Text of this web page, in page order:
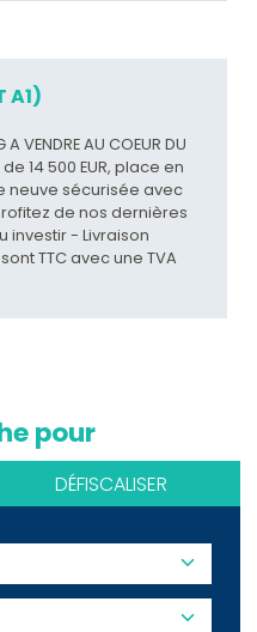
A1)
VENDRE AU COEUR DU
de 14 500 EUR, place en
neuve sécurisée avec
de nos dernières
- Livraison
TTC avec une TVA
pour
DÉFISCALISER